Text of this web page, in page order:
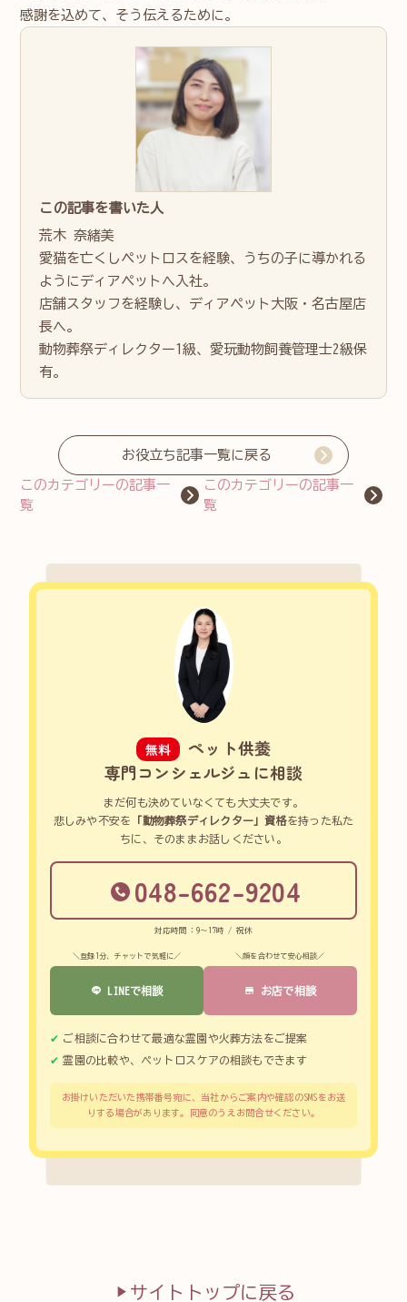
感謝を込めて、そう伝えるために。
この記事を書いた人
荒木 奈緒美
愛猫を亡くしペットロスを経験、うちの子に導かれる
ようにディアペットへ入社。
店舗スタッフを経験し、ディアペット大阪・名古屋店
長へ。
動物葬祭ディレクター1級、愛玩動物飼養管理士2級保
有。
お役立ち記事一覧に戻る
このカテゴリーの記事一
覧
このカテゴリーの記事一
覧
無料
ペット供養
専門コンシェルジュに相談
まだ何も決めていなくても大丈夫です。
悲しみや不安を
「動物葬祭ディレクター」資格を持った私た
ちに、そのままお話しください。
048-662-9204
対応時間：9～17時 / 祝休
＼登録1分、チャットで気軽に／
LINEで相談
＼顔を合わせて安心相談／
お店で相談
ご相談に合わせて最適な霊園や火葬方法をご提案
霊園の比較や、ペットロスケアの相談もできます
お掛けいただいた携帯番号宛に、当社からご案内や確認のSMSをお送
りする場合があります。同意のうえお問合せください。
サイトトップに戻る